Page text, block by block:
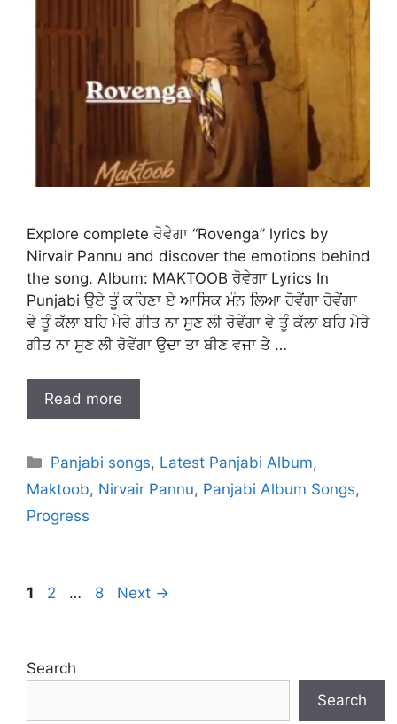
Explore complete ਰੋਵੇਗਾ “Rovenga” lyrics by
Nirvair Pannu and discover the emotions behind
the song. Album: MAKTOOB ਰੋਵੇਗਾ Lyrics In
Punjabi ਉਏ ਤੂੰ ਕਹਿਣਾ ਏ ਆਸਿਕ ਮੰਨ ਲਿਆ ਹੋਵੇਂਗਾ ਹੋਵੇਂਗਾ
ਵੇ ਤੂੰ ਕੱਲਾ ਬਹਿ ਮੇਰੇ ਗੀਤ ਨਾ ਸੁਣ ਲੀ ਰੋਵੇਂਗਾ ਵੇ ਤੂੰ ਕੱਲਾ ਬਹਿ ਮੇਰੇ
ਗੀਤ ਨਾ ਸੁਣ ਲੀ ਰੋਵੇਂਗਾ ਉਦਾ ਤਾ ਬੀਣ ਵਜਾ ਤੇ …
Read more
Categories
Panjabi songs, Latest Panjabi Album,
Maktoob, Nirvair Pannu, Panjabi Album Songs,
Progress
Page
1 Page
2 … Page
8 Next →
Search
Search